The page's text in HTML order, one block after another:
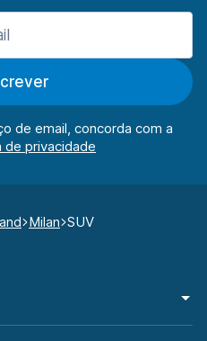
de email, concorda com a
Milan SUV